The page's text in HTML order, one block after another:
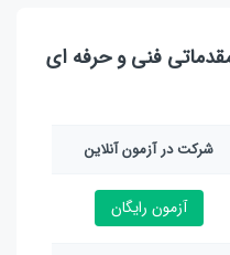
فنی و حرفه ای
شرکت در آزمون آنلاین
آزمون رایگان